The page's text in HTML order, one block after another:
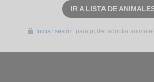
IR A LISTA DE
Iniciar sesión para poder adoptar